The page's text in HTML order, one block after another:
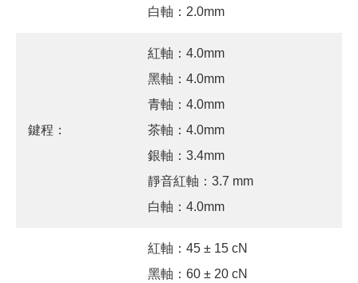
白軸：2.0mm
鍵程：
紅軸：4.0mm
黑軸：4.0mm
青軸：4.0mm
茶軸：4.0mm
銀軸：3.4mm
靜音紅軸：3.7 mm
白軸：4.0mm
紅軸：45 ± 15 cN
黑軸：60 ± 20 cN